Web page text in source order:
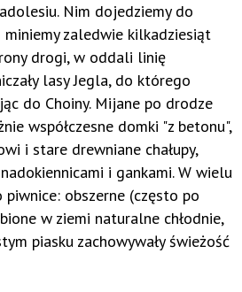
Nim dojedziemy do
miniemy zaledwie kilkadziesiąt
drogi, w oddali linię
lasy Jegla, do którego
do Choiny. Mijane po drodze
współczesne domki "z betonu",
i stare drewniane chałupy,
i gankami. W wielu
piwnice: obszerne (często po
w ziemi naturalne chłodnie,
piasku zachowywały świeżość